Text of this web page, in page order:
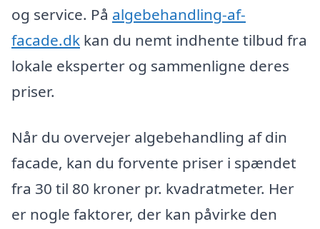
og service. På algebehandling-af-
facade.dk kan du nemt indhente tilbud fra
lokale eksperter og sammenligne deres
priser.
Når du overvejer algebehandling af din
facade, kan du forvente priser i spændet
fra 30 til 80 kroner pr. kvadratmeter. Her
er nogle faktorer, der kan påvirke den